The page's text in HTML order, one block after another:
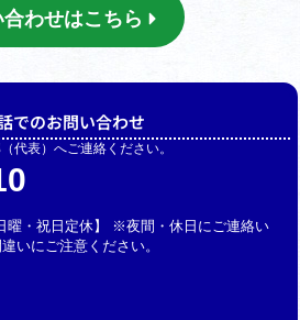
わせはこちら
でのお問い合わせ
代表）へご連絡ください。
・祝日定休】 ※夜間・休日にご連絡い
いにご注意ください。